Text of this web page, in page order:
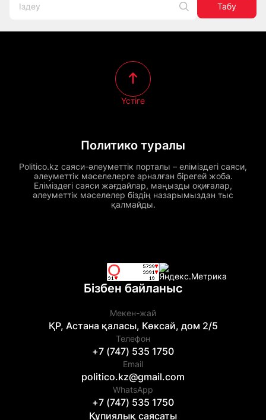
Табу
Политико туралы
Politico.kz саяси-әлеуметтік порталы – еліміздегі саяси,
әлеуметтік мәселелерге арналған бірегей жоба.
Еліміздегі саяси жағдайлар, маңызды оқиғалар,
әлеуметтік мәселелер біздің назарымыздан тыс
қалмайды.
Үстіге
Бізбен байланыс
Мекен-жай
ҚР, Астана қаласы, Көксай, дом 2/5
Телефон
+7 (747) 535 1750
Email
politico.kz@gmail.com
WhatsApp
+7 (747) 535 1750
Құпиялық саясаты